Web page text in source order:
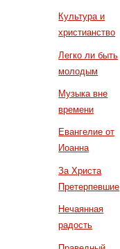
Культура и
христианство
Легко ли быть
молодым
Музыка вне
времени
Евангелие от
Иоанна
За Христа
Претерпевшие
Нечаянная
радость